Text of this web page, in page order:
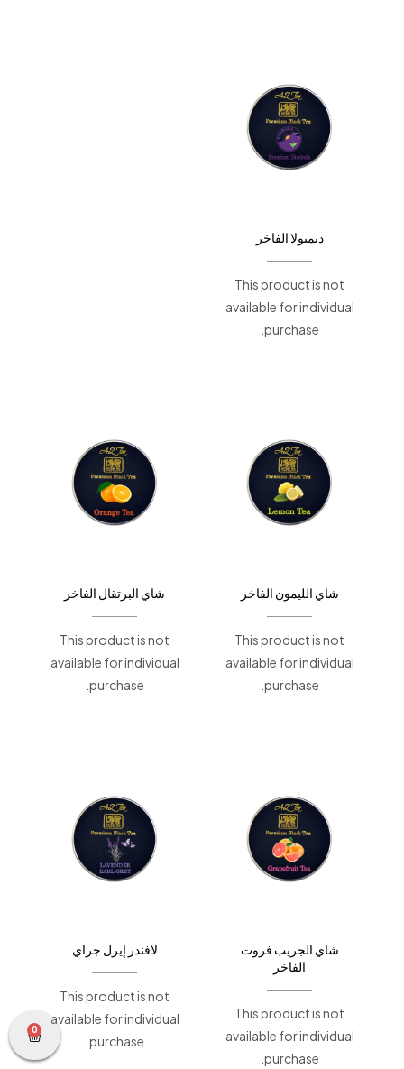
0
ديمبولا الفاخر
This product is not
available for individual
purchase.
شاي الليمون الفاخر
This product is not
available for individual
purchase.
شاي البرتقال الفاخر
This product is not
available for individual
purchase.
شاي الجريب فروت
الفاخر
This product is not
available for individual
purchase.
لافندر إيرل جراي
This product is not
available for individual
purchase.